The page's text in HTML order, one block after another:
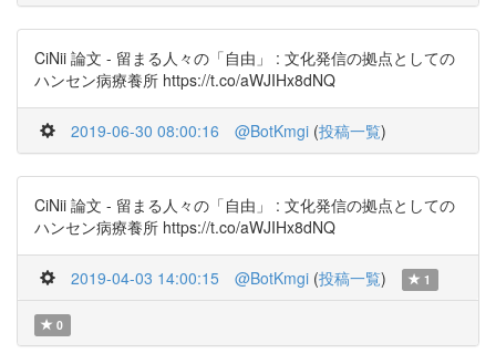
CiNii 論文 - 留まる人々の「自由」 : 文化発信の拠点としての
ハンセン病療養所 https://t.co/aWJIHx8dNQ
2019-06-30 08:00:16 @BotKmgi (投稿一覧)
CiNii 論文 - 留まる人々の「自由」 : 文化発信の拠点としての
ハンセン病療養所 https://t.co/aWJIHx8dNQ
2019-04-03 14:00:15 @BotKmgi (投稿一覧) 1
0